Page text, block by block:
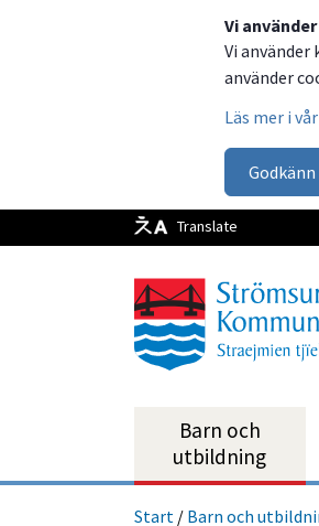
Vi
Vi
använder
Läs mer i
Translate
Barn och
utbild­ning
Start / Barn och